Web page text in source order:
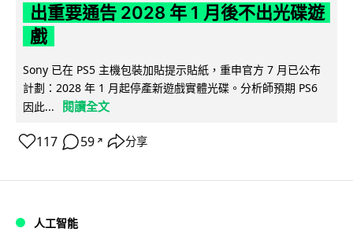
出重要通告 2028 年 1 月後不出光碟遊
戲
Sony 已在 PS5 主機包裝加貼提示貼紙，重申官方 7 月已公布
計劃：2028 年 1 月起停產新遊戲實體光碟。分析師預期 PS6
因此...
閱讀全文
117 59 ↗ 分享
人工智能